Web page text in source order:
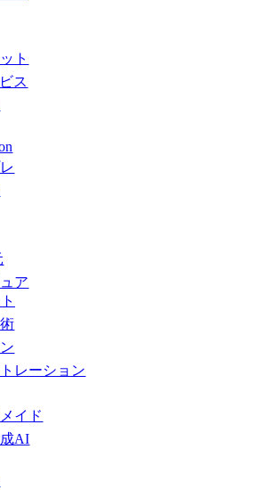
ト
ス
ア
レーション
イド
AI